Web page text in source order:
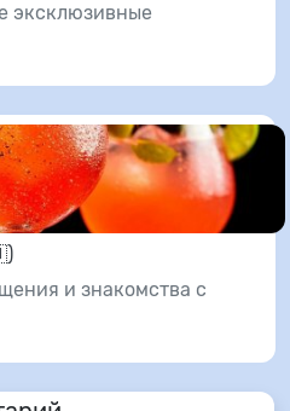
эксклюзивные
и знакомства с